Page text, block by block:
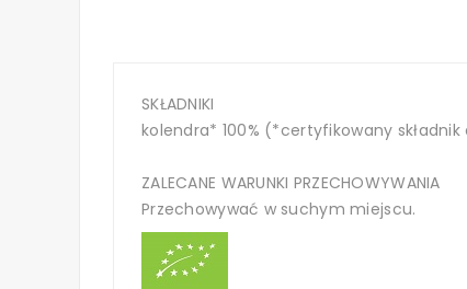
SKŁADNIKI
kolendra* 100% (*certyfikowany
ZALECANE WARUNKI PRZECHOWYWANIA
Przechowywać w suchym miejscu.